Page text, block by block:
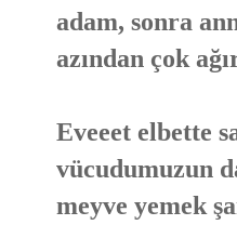
adam, sonra
azından çok
Eveeet elbette
vücudumuzun
meyve yemek